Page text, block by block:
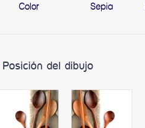
Color Sepia
Posición del dibujo